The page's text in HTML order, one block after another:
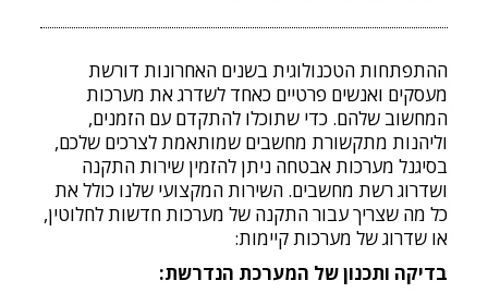
ההתפתחות הטכנולוגית בשנים האחרונות דורשת
מעסקים ואנשים פרטיים כאחד לשדרג את מערכות
המחשוב שלהם. כדי שתוכלו להתקדם עם הזמנים,
וליהנות מתקשורת מחשבים שמותאמת לצרכים שלכם,
בסיגנל מערכות אבטחה ניתן להזמין שירות התקנה
ושדרוג רשת מחשבים. השירות המקצועי שלנו כולל את
כל מה שצריך עבור התקנה של מערכות חדשות לחלוטין,
או שדרוג של מערכות קיימות:
בדיקה ותכנון של המערכת הנדרשת: